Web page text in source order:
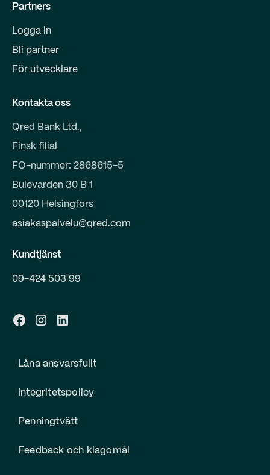
Partners
Logga in
Bli partner
För utvecklare
Kontakta oss
Qred Bank Ltd.,
Finsk filial
FO-nummer: 2868615-5
Bulevarden 30 B 1
00120 Helsingfors
asiakaspalvelu@qred.com
Kundtjänst
09-424 503 99
Låna ansvarsfullt
Integritetspolicy
Penningtvätt
Feedback och klagomål